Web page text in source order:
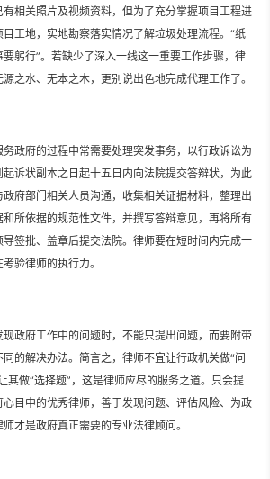
相关照片及视频资料，但为了充分掌握项目工程进
工地，实地勘察落实情况了解垃圾处理流程。“纸
要躬行”。若缺少了深入一线这一重要工作步骤，律
之水、无本之木，更别说出色地完成代理工作了。
政府的过程中常需要处理突发事务，以行政诉讼为
诉状副本之日起十五日内向法院提交答辩状，为此
府部门相关人员沟通，收集相关证据材料，整理出
所依据的规范性文件，并撰写答辩意见，再将所有
签批、盖章后提交法院。律师要在短时间内完成一
验律师的执行力。
政府工作中的问题时，不能只提出问题，而要附带
的解决办法。简言之，律师不宜让行政机关做“问
其做“选择题”，这是律师应尽的服务之道。只会提
目中的优秀律师，善于发现问题、评估风险、为政
才是政府真正需要的专业法律顾问。